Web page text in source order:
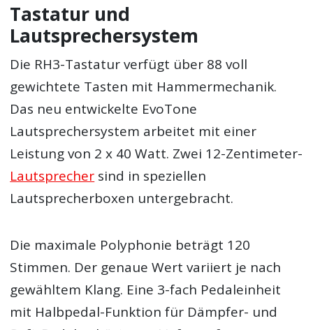
Tastatur und
Lautsprechersystem
Die RH3-Tastatur verfügt über 88 voll
gewichtete Tasten mit Hammermechanik.
Das neu entwickelte EvoTone
Lautsprechersystem arbeitet mit einer
Leistung von 2 x 40 Watt. Zwei 12-Zentimeter-
Lautsprecher sind in speziellen
Lautsprecherboxen untergebracht.
Die maximale Polyphonie beträgt 120
Stimmen. Der genaue Wert variiert je nach
gewähltem Klang. Eine 3-fach Pedaleinheit
mit Halbpedal-Funktion für Dämpfer- und